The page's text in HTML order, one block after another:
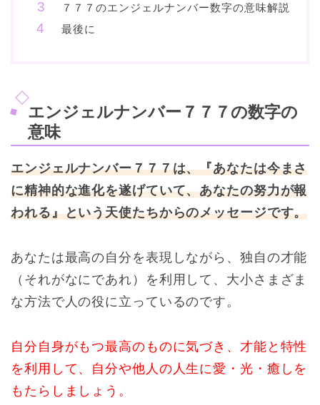
７７７のエンジェルナンバー数字の意味解説
最後に
エンジェルナンバー７７７の数字の
意味
エンジェルナンバー７７７は、『あなたは今まさ
に精神的な進化を遂げていて、あなたの努力が報
われる』という天使たちからのメッセージです。
あなたは最高の自分を表現しながら、独自の才能
（それがなにであれ）を利用して、大小さまざま
な方法で人の役に立っているのです。
自分自身がもつ最高のものに気づき、才能と特性
を利用して、自分や他人の人生に愛・光・癒しを
もたらしましょう。